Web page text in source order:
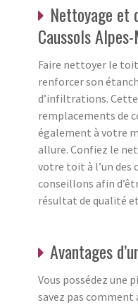
Nettoyage et
Caussols
Faire nettoyer le
renforcer son
d’infiltrations.
remplacements de
également à votre
allure. Confiez le
votre toit à l’un des
conseillons afin
résultat de qualité
Avantages
Vous possédez une
savez pas